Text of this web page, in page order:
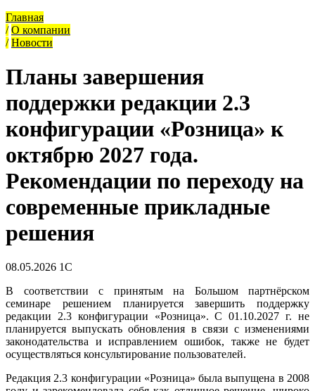
Главная
/ О компании
/ Новости
Планы завершения
поддержки редакции 2.3
конфигурации «Розница» к
октябрю 2027 года.
Рекомендации по переходу на
современные прикладные
решения
08.05.2026 1С
В соответствии с принятым на Большом партнёрском
семинаре решением планируется завершить поддержку
редакции 2.3 конфигурации «Розница». С 01.10.2027 г. не
планируется выпускать обновления в связи с изменениями
законодательства и исправлением ошибок, также не будет
осуществляться консультирование пользователей.
Редакция 2.3 конфигурации «Розница» была выпущена в 2008